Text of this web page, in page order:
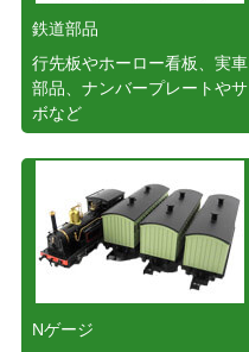
鉄道部品
行先板やホーロー看板、実車
部品、ナンバープレートやサ
ボなど
Nゲージ